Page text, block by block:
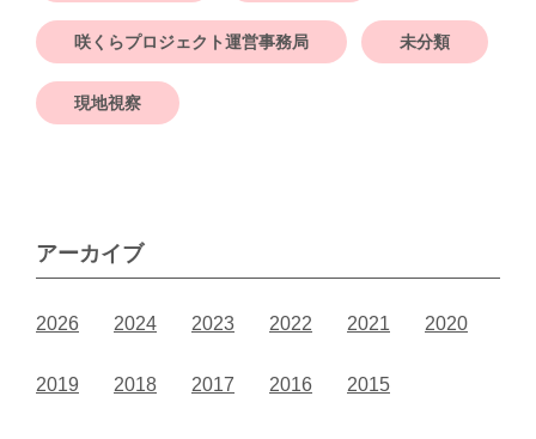
咲くらプロジェクト運営事務局 未分類
現地視察
アーカイブ
2026 2024 2023 2022 2021 2020
2019 2018 2017 2016 2015